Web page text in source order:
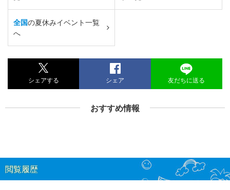
全国の夏休みイベント一覧
へ
シェアする シェア 友だちに送る
おすすめ情報
閲覧履歴